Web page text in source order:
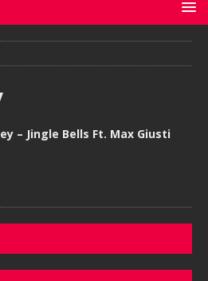
– Jingle Bells Ft. Max Giusti